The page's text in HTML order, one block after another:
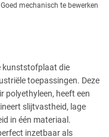
Driehoek
Rechthoek
Ovaal
Goed mechanisch te bewerken
kunststofplaat die
toepassingen. Deze
polyethyleen, heeft een
slijtvastheid, lage
in één materiaal.
inzetbaar als